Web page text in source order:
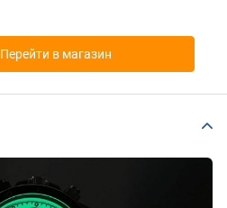
Перейти в магазин